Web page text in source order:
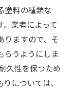
塗料の種類な
業者によって
りますので、そ
らうようにしま
久性を保つため
については、